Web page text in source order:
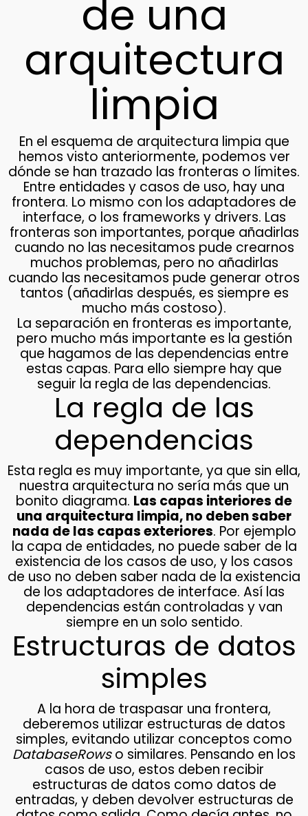
de una
arquitectura
limpia
En el esquema de arquitectura limpia que
hemos visto anteriormente, podemos ver
dónde se han trazado las fronteras o límites.
Entre entidades y casos de uso, hay una
frontera. Lo mismo con los adaptadores de
interface, o los frameworks y drivers. Las
fronteras son importantes, porque añadirlas
cuando no las necesitamos pude crearnos
muchos problemas, pero no añadirlas
cuando las necesitamos pude generar otros
tantos (añadirlas después, es siempre es
mucho más costoso).
La separación en fronteras es importante,
pero mucho más importante es la gestión
que hagamos de las dependencias entre
estas capas. Para ello siempre hay que
seguir la regla de las dependencias.
La regla de las
dependencias
Esta regla es muy importante, ya que sin ella,
nuestra arquitectura no sería más que un
bonito diagrama. Las capas interiores de
una arquitectura limpia, no deben saber
nada de las capas exteriores. Por ejemplo
la capa de entidades, no puede saber de la
existencia de los casos de uso, y los casos
de uso no deben saber nada de la existencia
de los adaptadores de interface. Así las
dependencias están controladas y van
siempre en un solo sentido.
Estructuras de datos
simples
A la hora de traspasar una frontera,
deberemos utilizar estructuras de datos
simples, evitando utilizar conceptos como
DatabaseRowso similares. Pensando en los
casos de uso, estos deben recibir
estructuras de datos como datos de
entradas, y deben devolver estructuras de